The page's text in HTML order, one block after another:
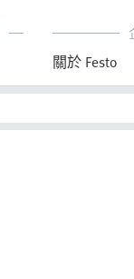
關於 Festo